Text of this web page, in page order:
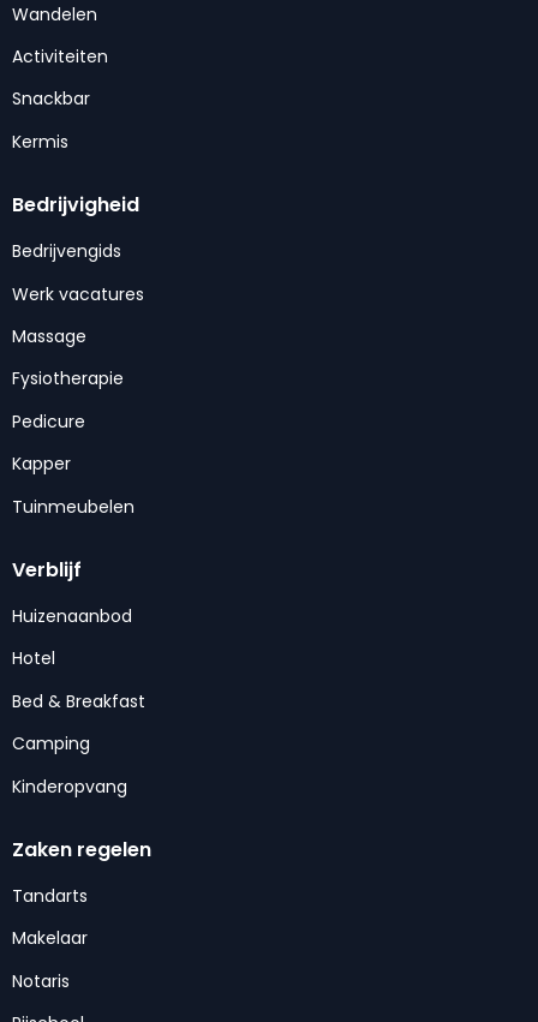
Wandelen
Activiteiten
Snackbar
Kermis
Bedrijvigheid
Bedrijvengids
Werk vacatures
Massage
Fysiotherapie
Pedicure
Kapper
Tuinmeubelen
Verblijf
Huizenaanbod
Hotel
Bed & Breakfast
Camping
Kinderopvang
Zaken regelen
Tandarts
Makelaar
Notaris